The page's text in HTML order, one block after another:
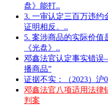
盘》能打..
3. 一审认定三百万违约
证明相反。..
5. 案涉商品的实际价值
《光盘》..
邓鑫法官认定事实错
播商品”
证据不实：（2023）沪
邓鑫法官八项适用法律
判案